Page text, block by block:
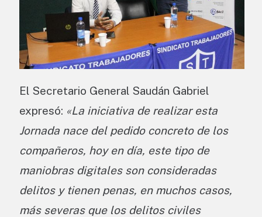
El Secretario General Saudán Gabriel
expresó: «La iniciativa de realizar esta
Jornada nace del pedido concreto de los
compañeros, hoy en día, este tipo de
maniobras digitales son consideradas
delitos y tienen penas, en muchos casos,
más severas que los delitos civiles